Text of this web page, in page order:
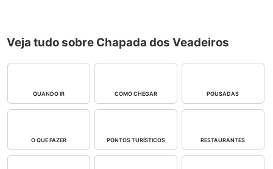
Veja tudo sobre Chapada dos Veadeiros
QUANDO IR COMO CHEGAR POUSADAS
O QUE FAZER PONTOS TURÍSTICOS RESTAURANTES